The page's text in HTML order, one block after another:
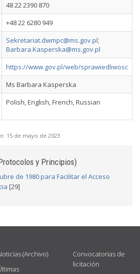
48 22 2390 870
+48 22 6280 949
Sekretariat.dwmpc@ms.gov.pl;
Barbara.Kasperska@ms.gov.pl
https://www.gov.pl/web/sprawiedliwosc
Ms Barbara Kasperska
Polish, English, French, Russian
15 de mayo de 2023
y Principios)
de 1980 para Facilitar el Acceso
[29]
(Archivo)
Convocatorias de
licitación